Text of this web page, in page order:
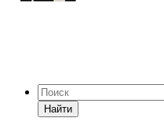
Найти